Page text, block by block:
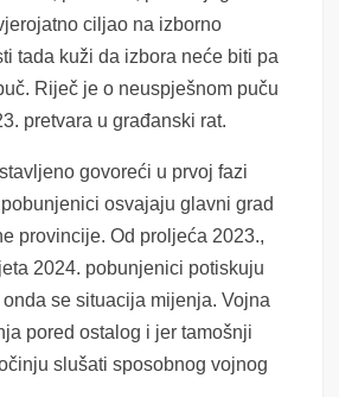
ciljao na izborno
tada kuži da izbora neće biti pa
Riječ je o neuspješnom puču
pretvara u građanski rat.
govoreći u prvoj fazi
osvajaju glavni grad
provincije. Od proljeća 2023.,
2024. pobunjenici potiskuju
se situacija mijenja. Vojna
pored ostalog i jer tamošnji
slušati sposobnog vojnog